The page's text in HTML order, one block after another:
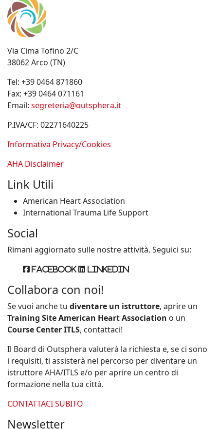
Via Cima Tofino 2/C
38062 Arco (TN)
Tel: +39 0464 871860
Fax: +39 0464 071161
Email: segreteria@outsphera.it
P.IVA/CF: 02271640225
Informativa Privacy/Cookies
AHA Disclaimer
Link Utili
American Heart Association
International Trauma Life Support
Social
Rimani aggiornato sulle nostre attività. Seguici su:
Facebook Linkedin
Collabora con noi!
Se vuoi anche tu diventare un istruttore, aprire un
Training Site American Heart Association o un
Course Center ITLS, contattaci!
Il Board di Outsphera valuterà la richiesta e, se ci sono
i requisiti, ti assisterà nel percorso per diventare un
istruttore AHA/ITLS e/o per aprire un centro di
formazione nella tua città.
CONTATTACI SUBITO
Newsletter